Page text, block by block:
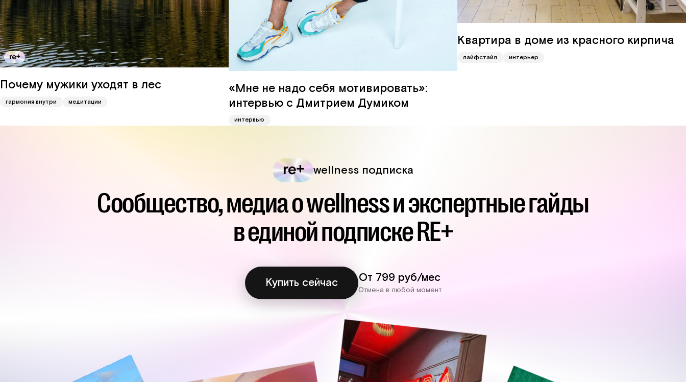
Почему мужики уходят в лес
гармония внутри медитации
«Мне не надо себя мотивировать»:
интервью с Дмитрием Думиком
интервью
Квартира в доме из красного кирпича
лайфстайл интерьер
wellness подписка
Сообщество, медиа о wellness и экспертные гайды
в единой подписке RE+
Купить сейчас От 799 руб/мес
Отмена в любой момент